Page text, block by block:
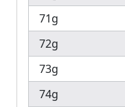
71g
72g
73g
74g